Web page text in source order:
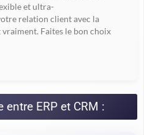
et ultra-
relation client avec la
Faites le bon choix
ERP et CRM :